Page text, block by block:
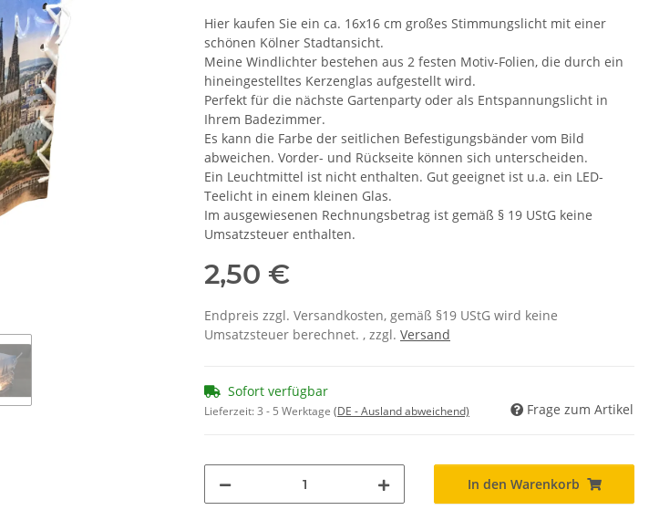
Hier kaufen Sie ein ca. 16x16 cm großes Stimmungslicht mit einer
schönen Kölner Stadtansicht.
Meine Windlichter bestehen aus 2 festen Motiv-Folien, die durch ein
hineingestelltes Kerzenglas aufgestellt wird.
Perfekt für die nächste Gartenparty oder als Entspannungslicht in
Ihrem Badezimmer.
Es kann die Farbe der seitlichen Befestigungsbänder vom Bild
abweichen. Vorder- und Rückseite können sich unterscheiden.
Ein Leuchtmittel ist nicht enthalten. Gut geeignet ist u.a. ein LED-
Teelicht in einem kleinen Glas.
Im ausgewiesenen Rechnungsbetrag ist gemäß § 19 UStG keine
Umsatzsteuer enthalten.
2,50 €
Endpreis zzgl. Versandkosten, gemäß §19 UStG wird keine
Umsatzsteuer berechnet. , zzgl. Versand
Sofort verfügbar
Lieferzeit:3 - 5 Werktage (DE - Ausland abweichend) Frage zum Artikel
In den Warenkorb